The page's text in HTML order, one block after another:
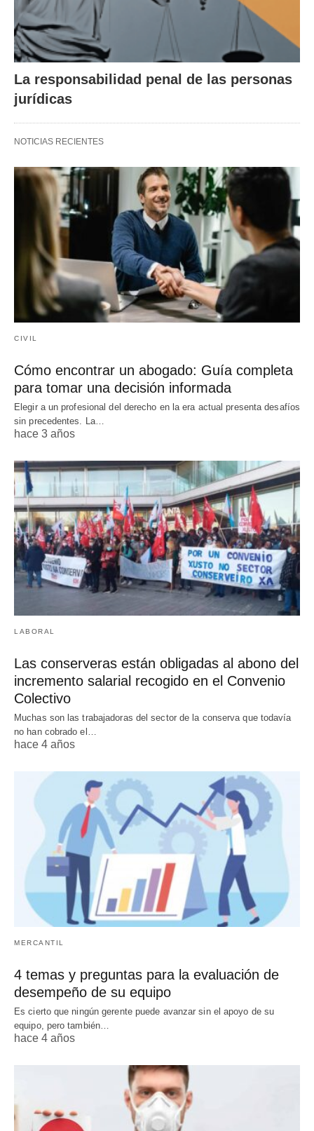
La responsabilidad penal de las personas
jurídicas
NOTICIAS RECIENTES
CIVIL
Cómo encontrar un abogado: Guía completa
para tomar una decisión informada
Elegir a un profesional del derecho en la era actual presenta desafíos
sin precedentes. La…
hace 3 años
LABORAL
Las conserveras están obligadas al abono del
incremento salarial recogido en el Convenio
Colectivo
Muchas son las trabajadoras del sector de la conserva que todavía
no han cobrado el…
hace 4 años
MERCANTIL
4 temas y preguntas para la evaluación de
desempeño de su equipo
Es cierto que ningún gerente puede avanzar sin el apoyo de su
equipo, pero también…
hace 4 años